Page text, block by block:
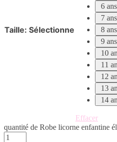
Taille: Sélectionne
6 ans
7 ans
8 ans
9 ans
10
11
12
13
14
Effacer
quantité de Robe licorne enfantine